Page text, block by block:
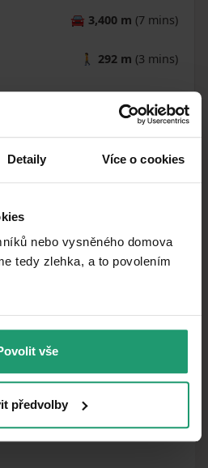
Detaily Více o cookies
nebo vysněného domova
tedy zlehka, a to povolením
vše
předvolby
🚘 3,400 m (7 mins)
🚶 292 m (3 mins)
PROPERTY TO RENT
Sněžné - Samotín, Vysočina Region
ložnic